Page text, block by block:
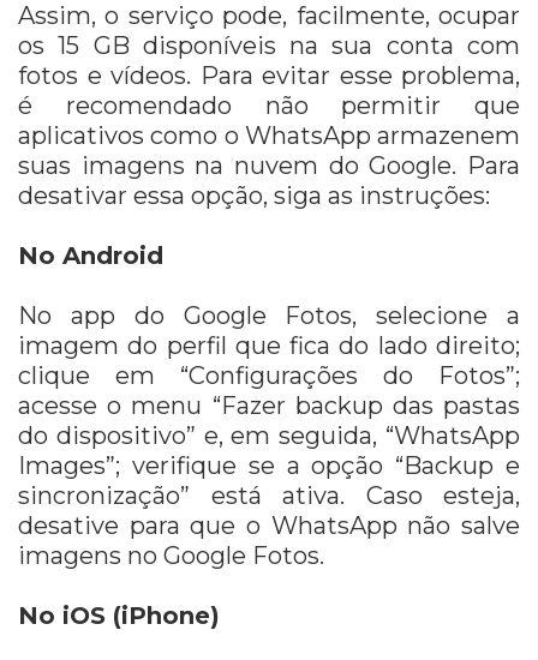
Assim, o serviço pode, facilmente, ocupar
os 15 GB disponíveis na sua conta com
fotos e vídeos. Para evitar esse problema,
é recomendado não permitir que
aplicativos como o WhatsApp armazenem
suas imagens na nuvem do Google. Para
desativar essa opção, siga as instruções:
No Android
No app do Google Fotos, selecione a
imagem do perfil que fica do lado direito;
clique em “Configurações do Fotos”;
acesse o menu “Fazer backup das pastas
do dispositivo” e, em seguida, “WhatsApp
Images”; verifique se a opção “Backup e
sincronização” está ativa. Caso esteja,
desative para que o WhatsApp não salve
imagens no Google Fotos.
No iOS (iPhone)